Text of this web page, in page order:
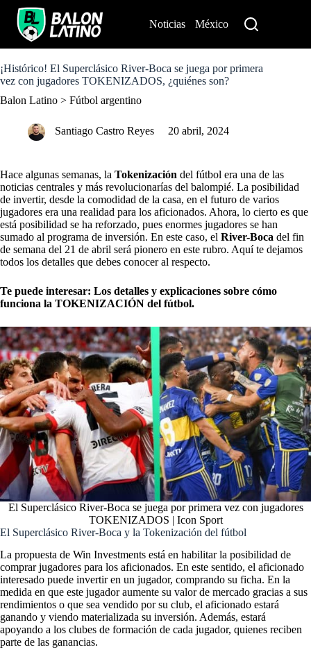
o
c
n
Noticias México
¡Histórico! El Superclásico River-Boca se juega por primera
vez con jugadores TOKENIZADOS, ¿quiénes son?
Balon Latino > Fútbol argentino
Santiago Castro Reyes 20 abril, 2024
Hace algunas semanas, la Tokenización del fútbol era una de las
noticias centrales y más revolucionarías del balompié. La posibilidad
de invertir, desde la comodidad de la casa, en el futuro de varios
jugadores era una realidad para los aficionados. Ahora, lo cierto es que
está posibilidad se ha reforzado, pues enormes jugadores se han
sumado al programa de inversión. En este caso, el River-Boca del fin
de semana del 21 de abril será pionero en este rubro. Aquí te dejamos
todos los detalles que debes conocer al respecto.
Te puede interesar: Los detalles y explicaciones sobre cómo
funciona la TOKENIZACIÓN del fútbol.
El Superclásico River-Boca se juega por primera vez con jugadores
TOKENIZADOS | Icon Sport
El Superclásico River-Boca y la Tokenización del fútbol
La propuesta de Win Investments está en habilitar la posibilidad de
comprar jugadores para los aficionados. En este sentido, el aficionado
interesado puede invertir en un jugador, comprando su ficha. En la
medida en que este jugador aumente su valor de mercado gracias a sus
rendimientos o que sea vendido por su club, el aficionado estará
ganando y viendo materializada su inversión. Además, estará
apoyando a los clubes de formación de cada jugador, quienes reciben
parte de las ganancias.